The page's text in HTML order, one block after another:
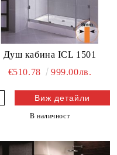
Душ кабина ICL 1501
€510.78
999.00лв.
Виж детайли
В наличност